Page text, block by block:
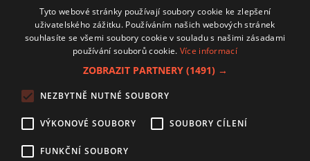
Přihlášením k newsletteru vyjadřujete svůj souhlas spodmínkami
zpracování osobních údajů.
Zásady používání souborů cookies
Autoři
Nastavení cookies
CZECH
Tyto webové stránky používají soubory cookie ke zlepšení
uživatelského zážitku. Používáním našich webových stránek
souhlasíte se všemi soubory cookie v souladu s našimi zásadami
používání souborů cookie. Více informací
ZOBRAZIT PARTNERY (1491) →
NEZBYTNĚ NUTNÉ SOUBORY
VÝKONOVÉ SOUBORY SOUBORY CÍLENÍ
FUNKČNÍ SOUBORY